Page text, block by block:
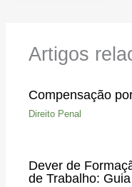
Artigos
Compensação
Direito Penal
Dever de
de Trabalho: